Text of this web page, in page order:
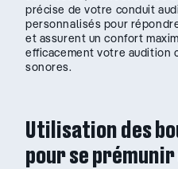
précise de votre conduit
personnalisés pour
et assurent un confort
efficacement votre audition
sonores.
Utilisation des
pour se